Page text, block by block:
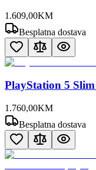
1.609,00KM
Besplatna dostava
PlayStation 5
1.760,00KM
Besplatna dostava